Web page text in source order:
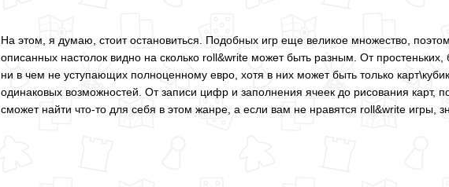
На этом, я думаю, стоит остановиться. Подобных игр еще великое множество,
описанных настолок видно на сколько roll&write может быть разным. От
ни в чем не уступающих полноценному евро, хотя в них может быть только
одинаковых возможностей. От записи цифр и заполнения ячеек до рисования
сможет найти что-то для себя в этом жанре, а если вам не нравятся roll&write игры,